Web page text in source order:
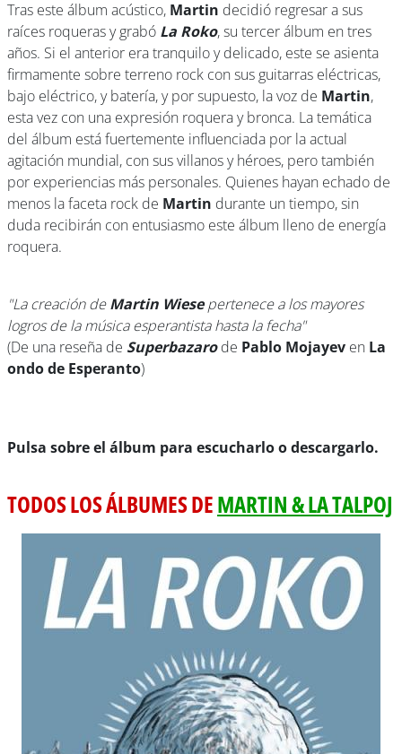
Tras este álbum acústico, Martin decidió regresar a sus
raíces roqueras y grabó La Roko, su tercer álbum en tres
años. Si el anterior era tranquilo y delicado, este se asienta
firmamente sobre terreno rock con sus guitarras eléctricas,
bajo eléctrico, y batería, y por supuesto, la voz de Martin,
esta vez con una expresión roquera y bronca. La temática
del álbum está fuertemente influenciada por la actual
agitación mundial, con sus villanos y héroes, pero también
por experiencias más personales. Quienes hayan echado de
menos la faceta rock de Martin durante un tiempo, sin
duda recibirán con entusiasmo este álbum lleno de energía
roquera.
"La creación deMartin Wiesepertenece a los mayores
logros de la música esperantista hasta la fecha"
(De una reseña de Superbazarode Pablo Mojayev en La
ondo de Esperanto)
Pulsa sobre el álbum para escucharlo o descargarlo.
TODOS LOS ÁLBUMES DEMARTIN & LA TALPOJ